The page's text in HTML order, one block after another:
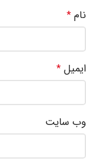
نام *
ایمیل *
وب‌ سایت